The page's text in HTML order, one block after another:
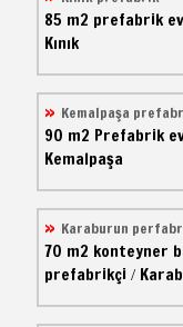
85 m2 prefabrik
Kınık
Kemalpaşa
90 m2 Prefabrik
Kemalpaşa
Karaburun
70 m2 konteyner
prefabrikçi /